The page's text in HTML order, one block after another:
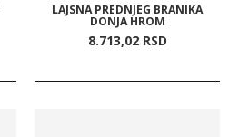
LAJSNA PREDNJEG BRANIKA
DONJA HROM
8.713,02 RSD